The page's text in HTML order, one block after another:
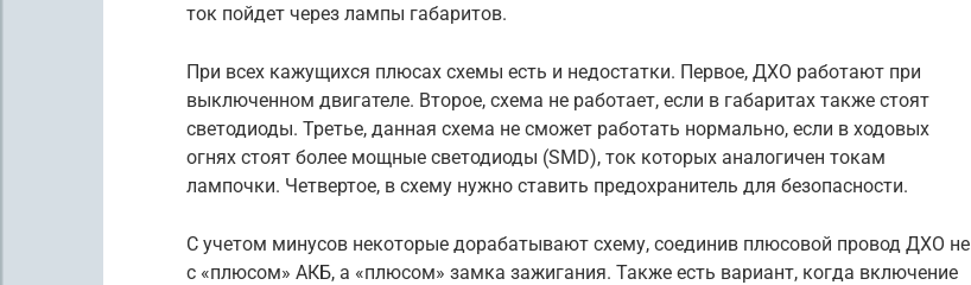
ток пойдет через лампы габаритов.
При всех кажущихся плюсах схемы есть и недостатки. Первое, ДХО работают при
выключенном двигателе. Второе, схема не работает, если в габаритах также стоят
светодиоды. Третье, данная схема не сможет работать нормально, если в ходовых
огнях стоят более мощные светодиоды (SMD), ток которых аналогичен токам
лампочки. Четвертое, в схему нужно ставить предохранитель для безопасности.
С учетом минусов некоторые дорабатывают схему, соединив плюсовой провод ДХО не
с «плюсом» АКБ, а «плюсом» замка зажигания. Также есть вариант, когда включение